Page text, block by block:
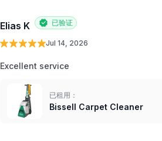
Elias K 已验证
Jul 14, 2026
Excellent service
已租用：
Bissell Carpet Cleaner